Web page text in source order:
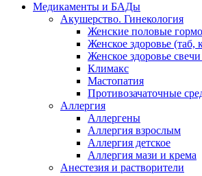
Медикаменты и БАДы
Акушерство. Гинекология
Женские половые
Женское здоровье (таб,
Женское здоровье
Климакс
Мастопатия
Противозачаточные
Аллергия
Аллергены
Аллергия взрослым
Аллергия детское
Аллергия мази и крема
Анестезия и растворители